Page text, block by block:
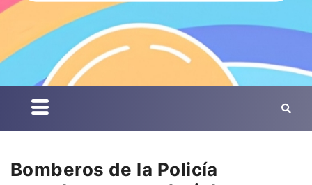
Bomberos de la Policía